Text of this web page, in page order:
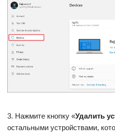
3. Нажмите кнопку «Удалить
остальными устройствами,